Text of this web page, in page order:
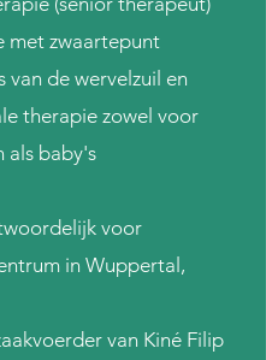
met zwaartepunt
van de wervelzuil en
therapie zowel voor
als baby's
voor
in Wuppertal,
van Kiné Filip